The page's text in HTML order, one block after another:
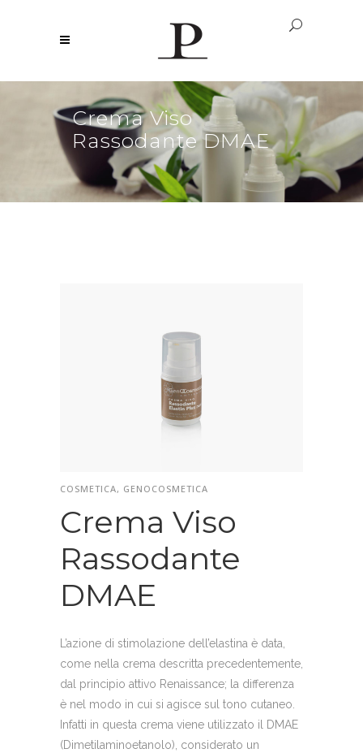
Crema Viso
Rassodante DMAE
COSMETICA, GENOCOSMETICA
Crema Viso
Rassodante
DMAE
L’azione di stimolazione dell’elastina è data,
come nella crema descritta precedentemente,
dal principio attivo Renaissance; la differenza
è nel modo in cui si agisce sul tono cutaneo.
Infatti in questa crema viene utilizzato il DMAE
(Dimetilaminoetanolo), considerato un